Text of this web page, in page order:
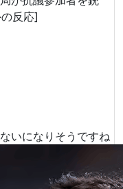
反応]
いになりそうですね